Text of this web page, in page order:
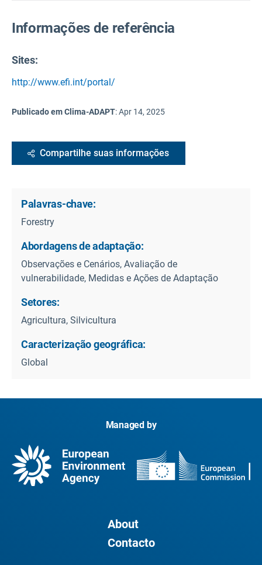
Informações de referência
Sites:
http://www.efi.int/portal/
Publicado em Clima-ADAPT:Apr 14, 2025
Compartilhe suas informações
Palavras-chave:
Forestry
Abordagens de adaptação:
Observações e Cenários, Avaliação de
vulnerabilidade, Medidas e Ações de Adaptação
Setores:
Agricultura, Silvicultura
Caracterização geográfica:
Global
Managed by
About
Contacto